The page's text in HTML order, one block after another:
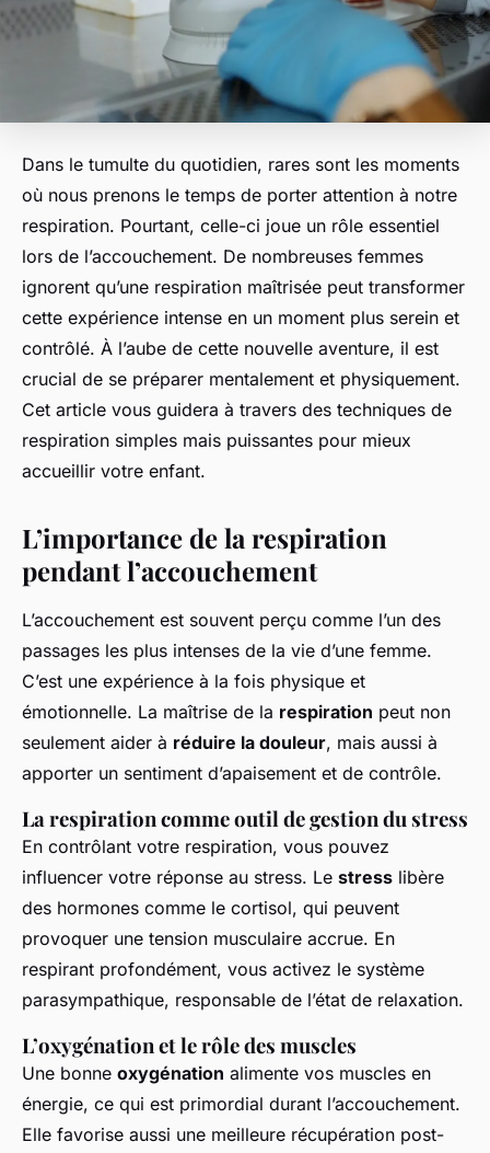
Dans le tumulte du quotidien, rares sont les moments
où nous prenons le temps de porter attention à notre
respiration. Pourtant, celle-ci joue un rôle essentiel
lors de l’accouchement. De nombreuses femmes
ignorent qu’une respiration maîtrisée peut transformer
cette expérience intense en un moment plus serein et
contrôlé. À l’aube de cette nouvelle aventure, il est
crucial de se préparer mentalement et physiquement.
Cet article vous guidera à travers des techniques de
respiration simples mais puissantes pour mieux
accueillir votre enfant.
L’importance de la respiration
pendant l’accouchement
L’accouchement est souvent perçu comme l’un des
passages les plus intenses de la vie d’une femme.
C’est une expérience à la fois physique et
émotionnelle. La maîtrise de la respiration peut non
seulement aider à réduire la douleur, mais aussi à
apporter un sentiment d’apaisement et de contrôle.
La respiration comme outil de gestion du stress
En contrôlant votre respiration, vous pouvez
influencer votre réponse au stress. Le stress libère
des hormones comme le cortisol, qui peuvent
provoquer une tension musculaire accrue. En
respirant profondément, vous activez le système
parasympathique, responsable de l’état de relaxation.
L’oxygénation et le rôle des muscles
Une bonne oxygénation alimente vos muscles en
énergie, ce qui est primordial durant l’accouchement.
Elle favorise aussi une meilleure récupération post-